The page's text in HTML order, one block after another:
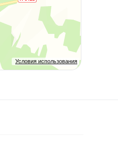
Условия использования